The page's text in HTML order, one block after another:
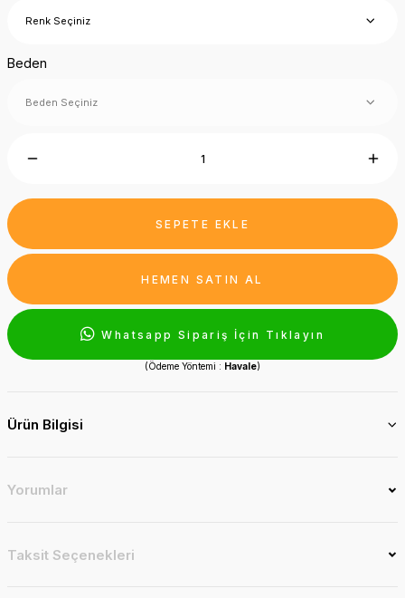
Beden
SEPETE EKLE
HEMEN SATIN AL
Whatsapp Sipariş İçin Tıklayın
(Ödeme Yöntemi : Havale)
Ürün Bilgisi
Yorumlar
Taksit Seçenekleri